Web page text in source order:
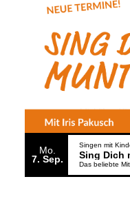
Mo.
7 Sep.
Singen mit
Sing Dich